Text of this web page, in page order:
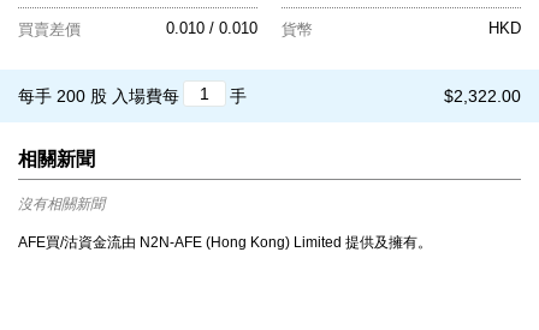
0.010 / 0.010
買賣差價 HKD
貨幣
$2,322.00
每手 200 股 入場費每 手
相關新聞
沒有相關新聞
AFE買/沽資金流由 N2N-AFE (Hong Kong) Limited 提供及擁有。